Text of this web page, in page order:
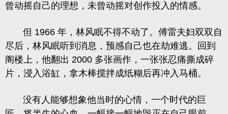
曾动摇自己的理想，未曾动摇对创作投入的情感。
但 1966 年，林风眠不得不动了。傅雷夫妇双双自
尽后，林风眠听到消息，预感自己也在劫难逃。回到
阁楼上，他翻出 2000 多张画作，一张张忍痛撕成碎
片，浸入浴缸，拿木棒搅拌成纸糊后再冲入马桶。
没有人能够想象他当时的心情，一个时代的巨